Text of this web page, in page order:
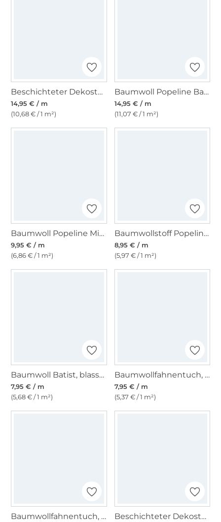
Beschichteter Dekostoff Ottoman Blumen, hellgrün
14,95 € / m
(10,68 € / 1 m²)
Baumwoll Popeline Batik Flowers, lila
14,95 € / m
(11,07 € / 1 m²)
Baumwoll Popeline Mini Spots, sand
9,95 € / m
(6,86 € / 1 m²)
Baumwollstoff Popeline, senfgelb
8,95 € / m
(5,97 € / 1 m²)
Baumwoll Batist, blassgrün
7,95 € / m
(5,68 € / 1 m²)
Baumwollfahnentuch, lindgrün
7,95 € / m
(5,37 € / 1 m²)
Baumwollfahnentuch, weiß Beschichteter Dekostoff Ottoman Lemons, wollweiß